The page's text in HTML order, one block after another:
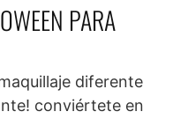
PARA
diferente
conviértete en